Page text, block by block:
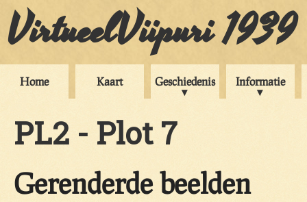
VirtueelViipuri 1939
Home Kaart Geschiedenis Informatie
PL2 - Plot 7
Gerenderde beelden